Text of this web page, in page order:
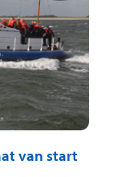
van start